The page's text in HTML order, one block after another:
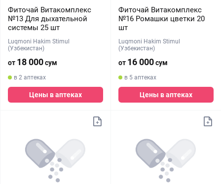
Фиточай Витакомплекс
№13 Для дыхательной
системы 25 шт
Luqmoni Hakim Stimul
(Узбекистан)
от 18 000сум
в 2 аптеках
Цены в аптеках
Фиточай Витакомплекс
№16 Ромашки цветки 20
шт
Luqmoni Hakim Stimul
(Узбекистан)
от 16 000сум
в 5 аптеках
Цены в аптеках